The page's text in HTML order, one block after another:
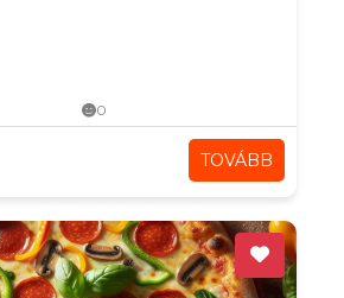
0
TOVÁBB